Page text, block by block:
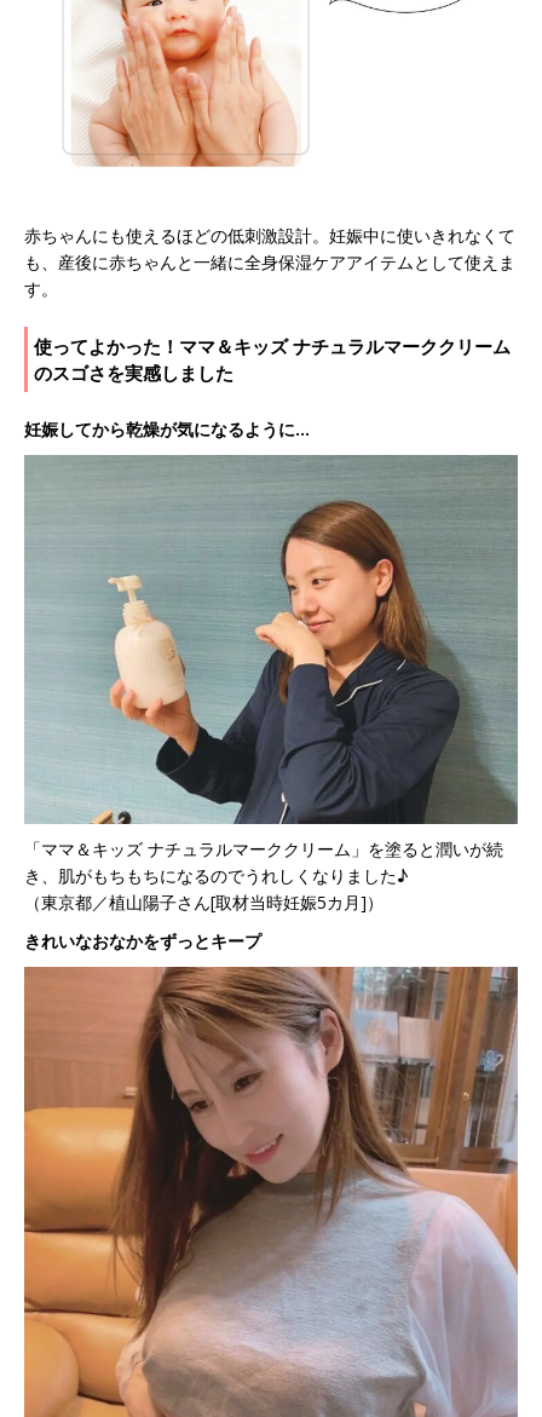
赤ちゃんにも使えるほどの低刺激設計。妊娠中に使いきれなくて
も、産後に赤ちゃんと一緒に全身保湿ケアアイテムとして使えま
す。
使ってよかった！ママ＆キッズ ナチュラルマーククリーム
のスゴさを実感しました
妊娠してから乾燥が気になるように…
「ママ＆キッズ ナチュラルマーククリーム」を塗ると潤いが続
き、肌がもちもちになるのでうれしくなりました♪
（東京都／植山陽子さん[取材当時妊娠5カ月]）
きれいなおなかをずっとキープ